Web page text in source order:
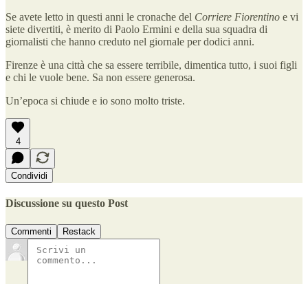
Se avete letto in questi anni le cronache del Corriere Fiorentino e vi
siete divertiti, è merito di Paolo Ermini e della sua squadra di
giornalisti che hanno creduto nel giornale per dodici anni.
Firenze è una città che sa essere terribile, dimentica tutto, i suoi figli
e chi le vuole bene. Sa non essere generosa.
Un’epoca si chiude e io sono molto triste.
4
Condividi
Discussione su questo Post
Commenti Restack